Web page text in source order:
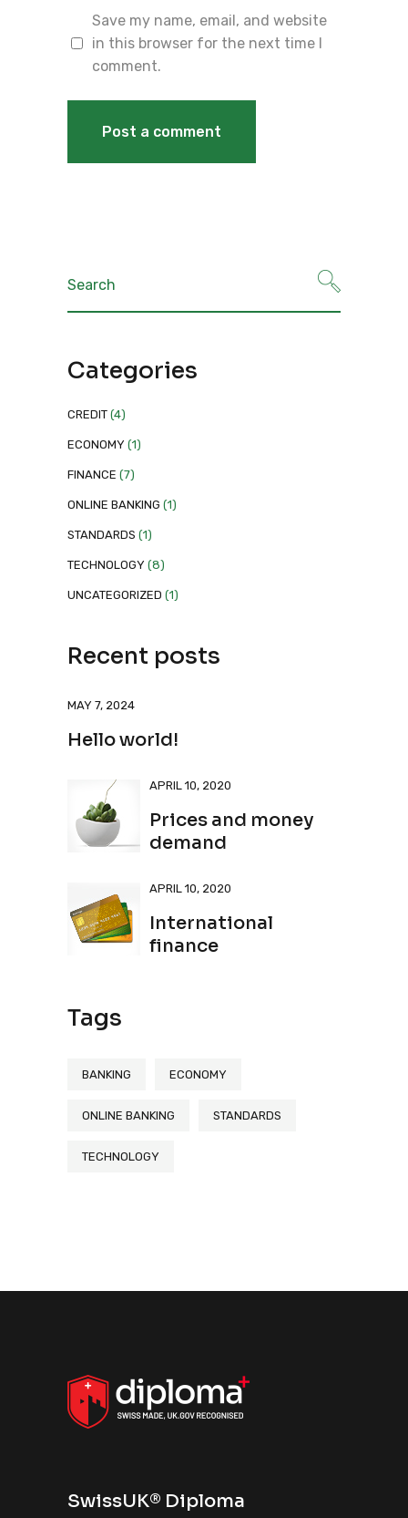
Save my name, email, and website
in this browser for the next time I
comment.
Categories
CREDIT (4)
ECONOMY (1)
FINANCE (7)
ONLINE BANKING (1)
STANDARDS (1)
TECHNOLOGY (8)
UNCATEGORIZED (1)
Recent posts
MAY 7, 2024
Hello world!
APRIL 10, 2020
Prices and money
demand
APRIL 10, 2020
International
finance
Tags
BANKING ECONOMY
ONLINE BANKING STANDARDS
TECHNOLOGY
SwissUK® Diploma